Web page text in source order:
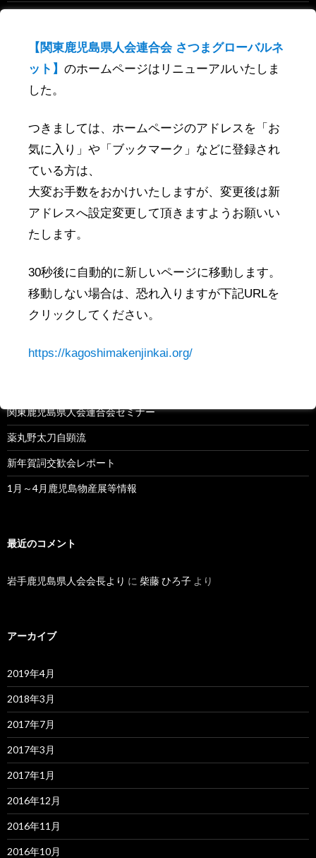
【関東鹿児島県人会連合会 さつまグローバルネ
ット】 のホームページはリニューアルいたしま
した。
つきましては、ホームページのアドレスを「お
気に入り」や「ブックマーク」などに登録され
ている方は、
大変お手数をおかけいたしますが、変更後は新
アドレスへ設定変更して頂きますようお願いい
たします。
30秒後に自動的に新しいページに移動します。
移動しない場合は、恐れ入りますが下記URLを
クリックしてください。
https://kagoshimakenjinkai.org/
未分類
歴史文化
県人会イベントレポート
連合会ニュース
関東での県人会開催情報
鹿児島で開催されるイベント
鹿児島出身者の告知
鹿児島関係のevent
最近の投稿
関東鹿児島県人会連合会セミナー
薬丸野太刀自顕流
新年賀詞交歓会レポート
1月～4月鹿児島物産展等情報
最近のコメント
岩手鹿児島県人会会長より に 柴藤 ひろ子 より
アーカイブ
2019年4月
2018年3月
2017年7月
2017年3月
2017年1月
2016年12月
2016年11月
2016年10月